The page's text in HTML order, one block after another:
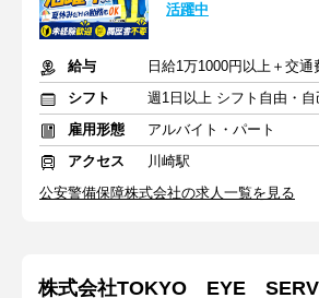
活躍中
給与
日給1万1000円以上＋交通
シフト
週1日以上 シフト自由・自
雇用形態
アルバイト・パート
アクセス
川崎駅
公安警備保障株式会社の求人一覧を見る
株式会社TOKYO EYE